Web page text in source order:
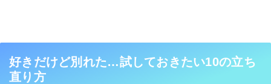
好きだけど別れた…試しておきたい10の立ち
直り方